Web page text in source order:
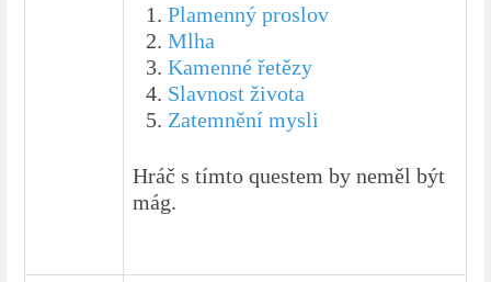
Plamenný proslov
Mlha
Kamenné řetězy
Slavnost života
Zatemnění mysli
Hráč s tímto questem by neměl být
mág.